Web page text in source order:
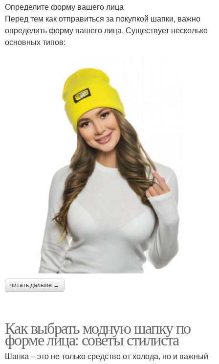
Определите форму вашего лица
Перед тем как отправиться за покупкой шапки, важно
определить форму вашего лица. Существует несколько
основных типов:
читать дальше →
Как выбрать модную шапку по
форме лица: советы стилиста
Шапка – это не только средство от холода, но и важный